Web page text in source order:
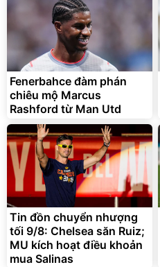
Fenerbahce đàm phán
chiêu mộ Marcus
Rashford từ Man Utd
Tin đồn chuyển nhượng
tối 9/8: Chelsea săn Ruiz;
MU kích hoạt điều khoản
mua Salinas